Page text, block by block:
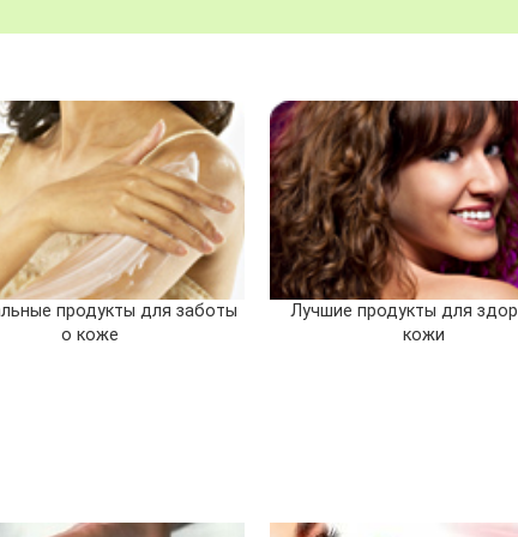
продукты для заботы
о коже
Лучшие продукты для
кожи